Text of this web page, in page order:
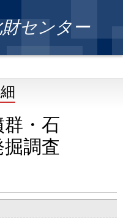
センター
・石
調査